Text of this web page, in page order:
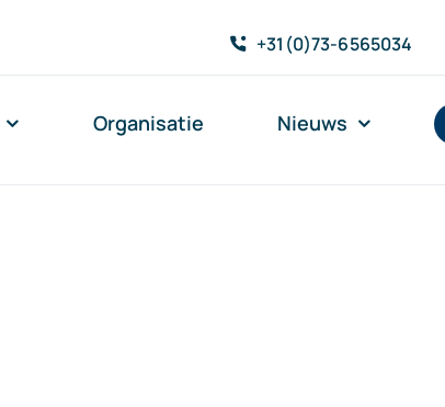
+31(0)73-6565034
Organisatie Nieuws